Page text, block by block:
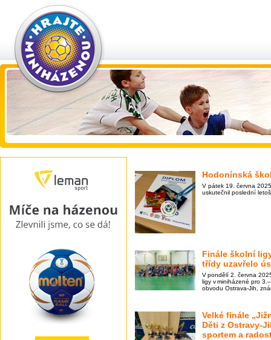
Hodonínská
V pátek 19. června
uskutečnil poslední
Finále školní
třídy uzavřelo
V pondělí 2. června
ligy v miniházené pro
obvodu Ostrava-Jih,
Velké finále
Děti z Ostravy-
sportem a